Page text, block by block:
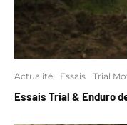
Actualité Essais Trial
Essais Trial & Enduro